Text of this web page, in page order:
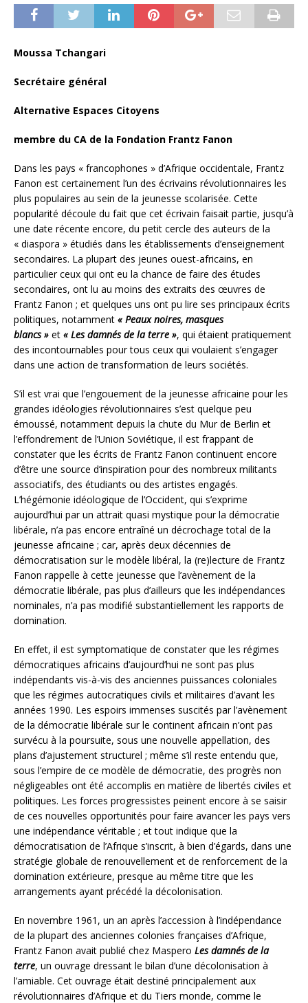
Moussa Tchangari
Secrétaire général
Alternative Espaces Citoyens
membre du CA de la Fondation Frantz Fanon
Dans les pays « francophones » d’Afrique occidentale, Frantz
Fanon est certainement l’un des écrivains révolutionnaires les
plus populaires au sein de la jeunesse scolarisée. Cette
popularité découle du fait que cet écrivain faisait partie, jusqu’à
une date récente encore, du petit cercle des auteurs de la
« diaspora » étudiés dans les établissements d’enseignement
secondaires. La plupart des jeunes ouest-africains, en
particulier ceux qui ont eu la chance de faire des études
secondaires, ont lu au moins des extraits des œuvres de
Frantz Fanon ; et quelques uns ont pu lire ses principaux écrits
politiques, notamment « Peaux noires, masques
blancs » et « Les damnés de la terre », qui étaient pratiquement
des incontournables pour tous ceux qui voulaient s’engager
dans une action de transformation de leurs sociétés.
S’il est vrai que l’engouement de la jeunesse africaine pour les
grandes idéologies révolutionnaires s’est quelque peu
émoussé, notamment depuis la chute du Mur de Berlin et
l’effondrement de l’Union Soviétique, il est frappant de
constater que les écrits de Frantz Fanon continuent encore
d’être une source d’inspiration pour des nombreux militants
associatifs, des étudiants ou des artistes engagés.
L’hégémonie idéologique de l’Occident, qui s’exprime
aujourd’hui par un attrait quasi mystique pour la démocratie
libérale, n’a pas encore entraîné un décrochage total de la
jeunesse africaine ; car, après deux décennies de
démocratisation sur le modèle libéral, la (re)lecture de Frantz
Fanon rappelle à cette jeunesse que l’avènement de la
démocratie libérale, pas plus d’ailleurs que les indépendances
nominales, n’a pas modifié substantiellement les rapports de
domination.
En effet, il est symptomatique de constater que les régimes
démocratiques africains d’aujourd’hui ne sont pas plus
indépendants vis-à-vis des anciennes puissances coloniales
que les régimes autocratiques civils et militaires d’avant les
années 1990. Les espoirs immenses suscités par l’avènement
de la démocratie libérale sur le continent africain n’ont pas
survécu à la poursuite, sous une nouvelle appellation, des
plans d’ajustement structurel ; même s’il reste entendu que,
sous l’empire de ce modèle de démocratie, des progrès non
négligeables ont été accomplis en matière de libertés civiles et
politiques. Les forces progressistes peinent encore à se saisir
de ces nouvelles opportunités pour faire avancer les pays vers
une indépendance véritable ; et tout indique que la
démocratisation de l’Afrique s’inscrit, à bien d’égards, dans une
stratégie globale de renouvellement et de renforcement de la
domination extérieure, presque au même titre que les
arrangements ayant précédé la décolonisation.
En novembre 1961, un an après l’accession à l’indépendance
de la plupart des anciennes colonies françaises d’Afrique,
Frantz Fanon avait publié chez Maspero Les damnés de la
terre, un ouvrage dressant le bilan d’une décolonisation à
l’amiable. Cet ouvrage était destiné principalement aux
révolutionnaires d’Afrique et du Tiers monde, comme le